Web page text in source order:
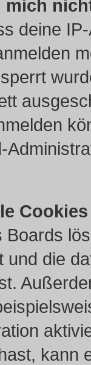
mich
deine
Boards
und die
kann